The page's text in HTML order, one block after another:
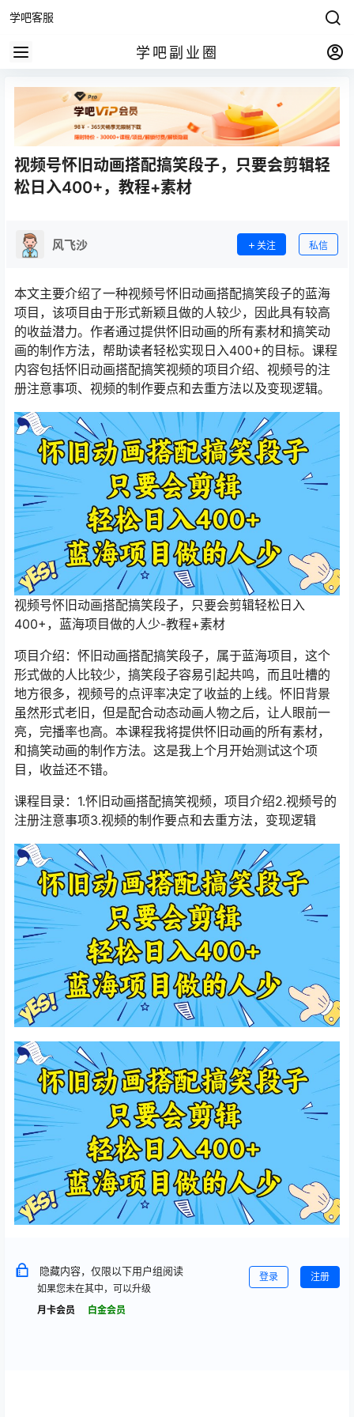
学吧客服
学吧副业圈
视频号怀旧动画搭配搞笑段子，只要会剪辑轻
松日入400+，教程+素材
风飞沙 关注 私信
本文主要介绍了一种视频号怀旧动画搭配搞笑段子的蓝海
项目，该项目由于形式新颖且做的人较少，因此具有较高
的收益潜力。作者通过提供怀旧动画的所有素材和搞笑动
画的制作方法，帮助读者轻松实现日入400+的目标。课程
内容包括怀旧动画搭配搞笑视频的项目介绍、视频号的注
册注意事项、视频的制作要点和去重方法以及变现逻辑。
视频号怀旧动画搭配搞笑段子，只要会剪辑轻松日入
400+，蓝海项目做的人少-教程+素材
项目介绍：怀旧动画搭配搞笑段子，属于蓝海项目，这个
形式做的人比较少，搞笑段子容易引起共鸣，而且吐槽的
地方很多，视频号的点评率决定了收益的上线。怀旧背景
虽然形式老旧，但是配合动态动画人物之后，让人眼前一
亮，完播率也高。本课程我将提供怀旧动画的所有素材，
和搞笑动画的制作方法。这是我上个月开始测试这个项
目，收益还不错。
课程目录：1.怀旧动画搭配搞笑视频，项目介绍2.视频号的
注册注意事项3.视频的制作要点和去重方法，变现逻辑
隐藏内容，仅限以下用户组阅读
如果您未在其中，可以升级
月卡会员
白金会员
登录 注册